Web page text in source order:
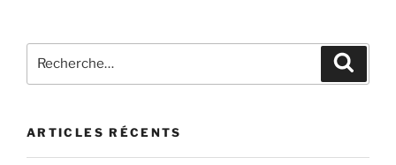
ARTICLES RÉCENTS